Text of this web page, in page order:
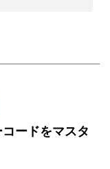
ードをマスタ